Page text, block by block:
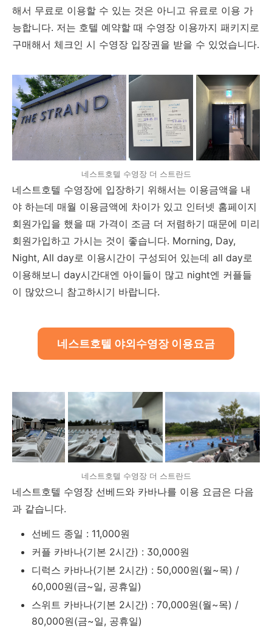
해서 무료로 이용할 수 있는 것은 아니고 유료로 이용 가
능합니다. 저는 호텔 예약할 때 수영장 이용까지 패키지로
구매해서 체크인 시 수영장 입장권을 받을 수 있었습니다.
네스트호텔 수영장 더 스트란드
네스트호텔 수영장에 입장하기 위해서는 이용금액을 내
야 하는데 매월 이용금액에 차이가 있고 인터넷 홈페이지
회원가입을 했을 때 가격이 조금 더 저렴하기 때문에 미리
회원가입하고 가시는 것이 좋습니다. Morning, Day,
Night, All day로 이용시간이 구성되어 있는데 all day로
이용해보니 day시간대엔 아이들이 많고 night엔 커플들
이 많았으니 참고하시기 바랍니다.
네스트호텔 야외수영장 이용요금
네스트호텔 수영장 더 스트란드
네스트호텔 수영장 선베드와 카바나를 이용 요금은 다음
과 같습니다.
선베드 종일 : 11,000원
커플 카바나(기본 2시간) : 30,000원
디럭스 카바나(기본 2시간) : 50,000원(월~목) /
60,000원(금~일, 공휴일)
스위트 카바나(기본 2시간) : 70,000원(월~목) /
80,000원(금~일, 공휴일)